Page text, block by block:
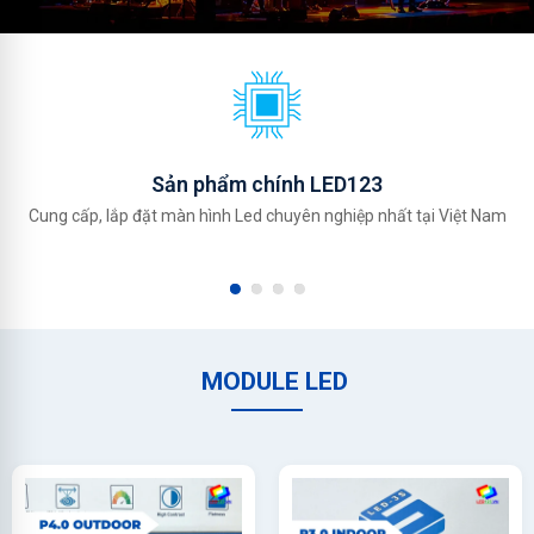
Sản phẩm chính LED123
Cung cấp, lắp đặt màn hình Led chuyên nghiệp nhất tại Việt Nam
MODULE LED